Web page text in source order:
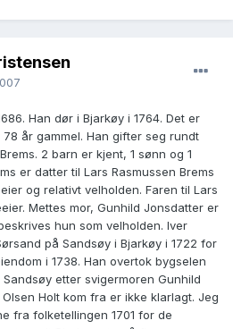
Han dør i Bjarkøy i 1764. Det er
år gammel. Han gifter seg rundt
2 barn er kjent, 1 sønn og 1
er datter til Lars Rasmussen Brems
og relativt velholden. Faren til Lars
Mettes mor, Gunhild Jonsdatter er
hun som velholden. Iver
på Sandsøy i Bjarkøy i 1722 for
i 1738. Han overtok bygselen
etter svigermoren Gunhild
Holt kom fra er ikke klarlagt. Jeg
fra folketellingen 1701 for de